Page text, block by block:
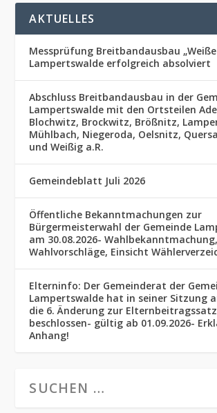
AKTUELLES
Messprüfung Breitbandausbau „Weiße
Lampertswalde erfolgreich absolviert
Abschluss Breitbandausbau in der
Lampertswalde mit den Ortsteilen
Blochwitz, Brockwitz, Brößnitz,
Mühlbach, Niegeroda, Oelsnitz,
und Weißig a.R.
Gemeindeblatt Juli 2026
Öffentliche Bekanntmachungen zur
Bürgermeisterwahl der Gemeinde
am 30.08.2026-
Wahlvorschläge, Einsicht
Elterninfo: Der Gemeinderat der
Lampertswalde hat in seiner Sitzung
die 6. Änderung zur
beschlossen- gültig ab 01.09.2026-
Anhang!